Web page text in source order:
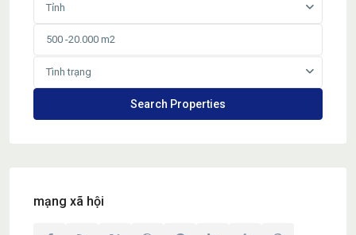
Tỉnh
Tình trạng
mạng xã hội